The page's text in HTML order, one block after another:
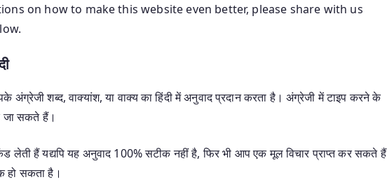
on how to make this website even better, please share with us
शब्द, वाक्यांश, या वाक्य का हिंदी में अनुवाद प्रदान करता है। अंग्रेजी में टाइप करने के
जा सकते हैं।
हैं यद्यपि यह अनुवाद 100% सटीक नहीं है, फिर भी आप एक मूल विचार प्राप्त कर सकते हैं
सकता है।